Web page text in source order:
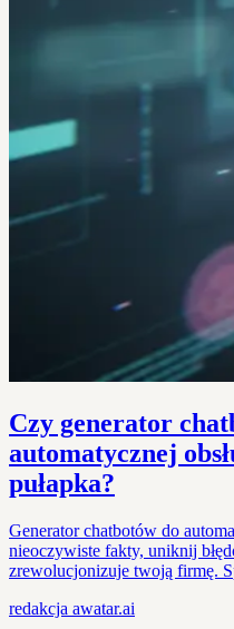
Czy generator
automatycznej
pułapka?
Generator chatbotów do
nieoczywiste fakty, uniknij
zrewolucjonizuje twoją firmę.
redakcja awatar.ai